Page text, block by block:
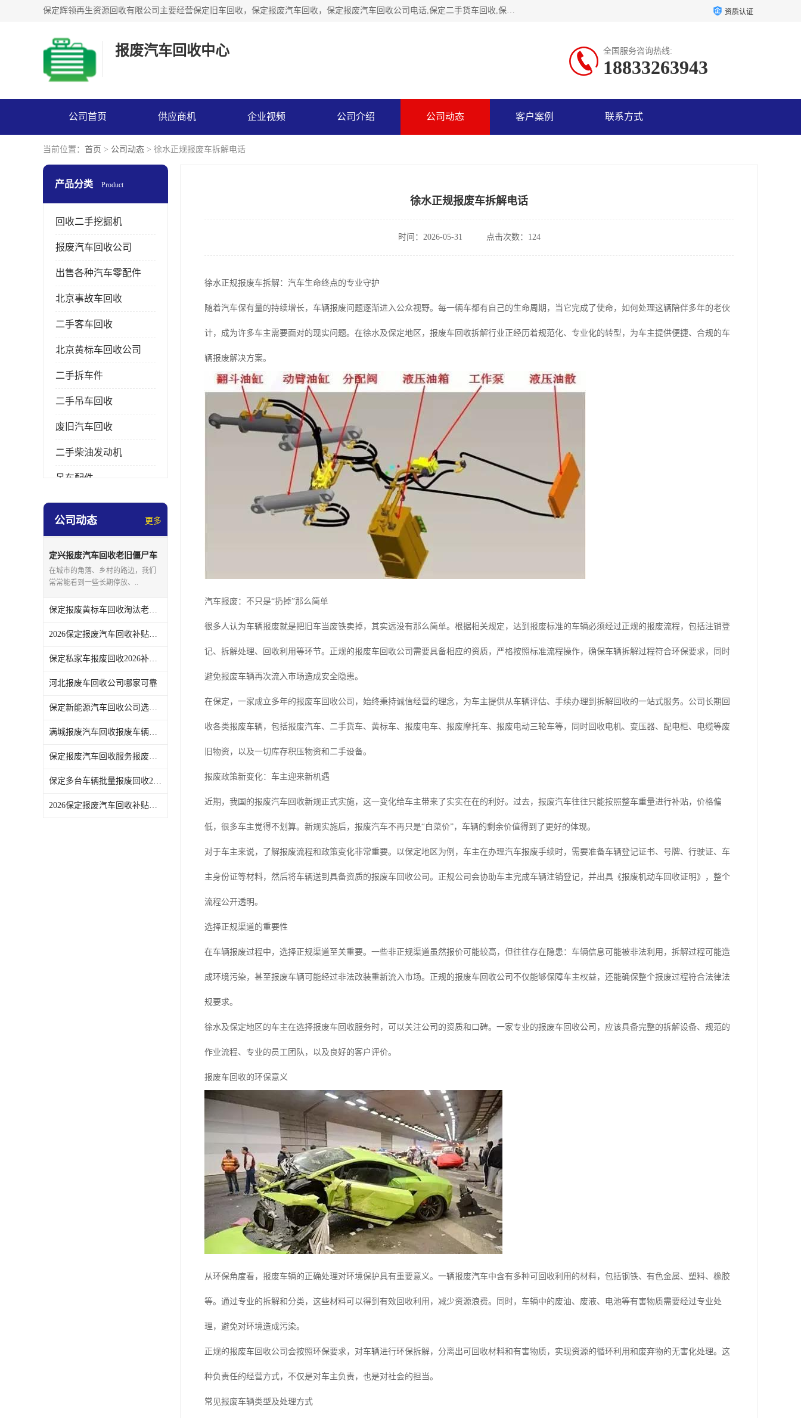
保定辉领再生资源回收有限公司主要经营保定旧车回收，保定报废汽车回收，保定报废汽车回收公司电话,保定二手货车回收,保定黄标车回收, 保定黄标车回收，保定哪里收报废车，保定废旧汽车回收，保定汽车报废手续办理，保定汽车解体厂。将通过采取区域限行促进淘汰、经济补助激励新、加大上路*法处罚、加强达标排放监管等综合措施，对老旧机动车逐步实行末位淘汰，加快老旧机动车淘汰新 资质认证
报废汽车回收中心 全国服务咨询热线:
18833263943
公司首页 供应商机 企业视频 公司介绍 公司动态 客户案例 联系方式
当前位置： 首页 > 公司动态 > 徐水正规报废车拆解电话
产品分类 Product
回收二手挖掘机
报废汽车回收公司
出售各种汽车零配件
北京事故车回收
二手客车回收
北京黄标车回收公司
二手拆车件
二手吊车回收
废旧汽车回收
二手柴油发动机
吊车配件
挖掘机拆车件
公司动态 更多
定兴报废汽车回收老旧僵尸车
上门回收处理
在城市的角落、乡村的路边，我们
常常能看到一些长期停放、..
保定报废黄标车回收淘汰老旧车辆领取补贴
2026保定报废汽车回收补贴发放注意事项
保定私家车报废回收2026补贴发放时间说明
河北报废车回收公司哪家可靠
保定新能源汽车回收公司选哪家
满城报废汽车回收报废车辆残值实时报价
保定报废汽车回收服务报废手续全程代办不用跑腿
保定多台车辆批量报废回收2026补贴政策
2026保定报废汽车回收补贴申领常见问题汇总
徐水正规报废车拆解电话
时间：2026-05-31 点击次数：124
徐水正规报废车拆解：汽车生命终点的专业守护
随着汽车保有量的持续增长，车辆报废问题逐渐进入公众视野。每一辆车都有自己的生命周期，当它完成了使命，如何处理这辆陪伴多年的老伙
计，成为许多车主需要面对的现实问题。在徐水及保定地区，报废车回收拆解行业正经历着规范化、专业化的转型，为车主提供便捷、合规的车
辆报废解决方案。
汽车报废：不只是“扔掉”那么简单
很多人认为车辆报废就是把旧车当废铁卖掉，其实远没有那么简单。根据相关规定，达到报废标准的车辆必须经过正规的报废流程，包括注销登
记、拆解处理、回收利用等环节。正规的报废车回收公司需要具备相应的资质，严格按照标准流程操作，确保车辆拆解过程符合环保要求，同时
避免报废车辆再次流入市场造成安全隐患。
在保定，一家成立多年的报废车回收公司，始终秉持诚信经营的理念，为车主提供从车辆评估、手续办理到拆解回收的一站式服务。公司长期回
收各类报废车辆，包括报废汽车、二手货车、黄标车、报废电车、报废摩托车、报废电动三轮车等，同时回收电机、变压器、配电柜、电缆等废
旧物资，以及一切库存积压物资和二手设备。
报废政策新变化：车主迎来新机遇
近期，我国的报废汽车回收新规正式实施，这一变化给车主带来了实实在在的利好。过去，报废汽车往往只能按照整车重量进行补贴，价格偏
低，很多车主觉得不划算。新规实施后，报废汽车不再只是“白菜价”，车辆的剩余价值得到了更好的体现。
对于车主来说，了解报废流程和政策变化非常重要。以保定地区为例，车主在办理汽车报废手续时，需要准备车辆登记证书、号牌、行驶证、车
主身份证等材料，然后将车辆送到具备资质的报废车回收公司。正规公司会协助车主完成车辆注销登记，并出具《报废机动车回收证明》，整个
流程公开透明。
选择正规渠道的重要性
在车辆报废过程中，选择正规渠道至关重要。一些非正规渠道虽然报价可能较高，但往往存在隐患：车辆信息可能被非法利用，拆解过程可能造
成环境污染，甚至报废车辆可能经过非法改装重新流入市场。正规的报废车回收公司不仅能够保障车主权益，还能确保整个报废过程符合法律法
规要求。
徐水及保定地区的车主在选择报废车回收服务时，可以关注公司的资质和口碑。一家专业的报废车回收公司，应该具备完整的拆解设备、规范的
作业流程、专业的员工团队，以及良好的客户评价。
报废车回收的环保意义
从环保角度看，报废车辆的正确处理对环境保护具有重要意义。一辆报废汽车中含有多种可回收利用的材料，包括钢铁、有色金属、塑料、橡胶
等。通过专业的拆解和分类，这些材料可以得到有效回收利用，减少资源浪费。同时，车辆中的废油、废液、电池等有害物质需要经过专业处
理，避免对环境造成污染。
正规的报废车回收公司会按照环保要求，对车辆进行环保拆解，分离出可回收材料和有害物质，实现资源的循环利用和废弃物的无害化处理。这
种负责任的经营方式，不仅是对车主负责，也是对社会的担当。
常见报废车辆类型及处理方式